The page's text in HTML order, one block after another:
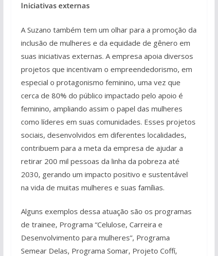
Iniciativas externas
A Suzano também tem um olhar para a promoção da
inclusão de mulheres e da equidade de gênero em
suas iniciativas externas. A empresa apoia diversos
projetos que incentivam o empreendedorismo, em
especial o protagonismo feminino, uma vez que
cerca de 80% do público impactado pelo apoio é
feminino, ampliando assim o papel das mulheres
como líderes em suas comunidades. Esses projetos
sociais, desenvolvidos em diferentes localidades,
contribuem para a meta da empresa de ajudar a
retirar 200 mil pessoas da linha da pobreza até
2030, gerando um impacto positivo e sustentável
na vida de muitas mulheres e suas famílias.
Alguns exemplos dessa atuação são os programas
de trainee, Programa “Celulose, Carreira e
Desenvolvimento para mulheres”, Programa
Semear Delas, Programa Somar, Projeto Coffí,